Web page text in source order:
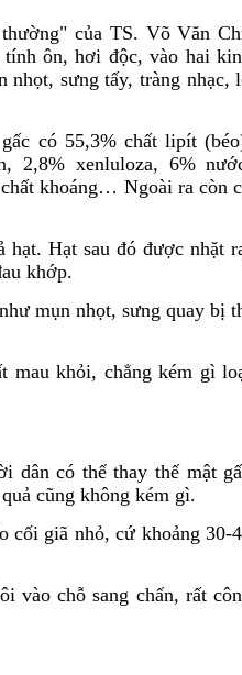
của TS. Võ Văn
ôn, hơi độc, vào hai
nhọt, sưng tấy, tràng nhạc,
có 55,3% chất lipít
2,8% xenluloza, 6%
khoáng… Ngoài ra còn
Hạt sau đó được nhặt
khớp.
mụn nhọt, sưng quay bị
mau khỏi, chẳng kém gì
dân có thể thay thế mật
cũng không kém gì.
cối giã nhỏ, cứ khoảng 30-
vào chỗ sang chấn, rất